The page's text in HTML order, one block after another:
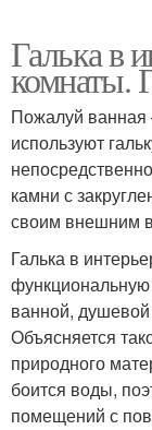
Галька в
комнаты.
Пожалуй ванная
используют
камни с
своим внешним
Галька в
ванной, душевой
Объясняется
природного
боится воды,
помещений с